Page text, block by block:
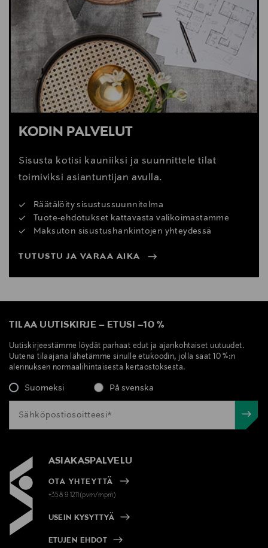
KODIN PALVELUT
Sisusta kotisi kauniiksi ja suunnittele tilat
toimiviksi asiantuntijan avulla.
Räätälöity sisustussuunnitelma
Tuote-ehdotukset kattavasta valikoimastamme
Maksuton sisustushankintojen yhteydessä
TUTUSTU JA VARAA AIKA
TILAA UUTISKIRJE – ETUSI –10 %
Uutiskirjeestämme löydät parhaat edut ja ajankohtaiset uutuudet.
Uutena tilaajana lähetämme sinulle etukoodin, jolla saat 10 %:n
alennuksen normaalihintaisesta kertaostoksesta.
Suomeksi På svenska
ASIAKASPALVELU
OTA YHTEYTTÄ
+358 9 1211(pvm/mpm)
USEIN KYSYTTYÄ
ETUJEN EHDOT